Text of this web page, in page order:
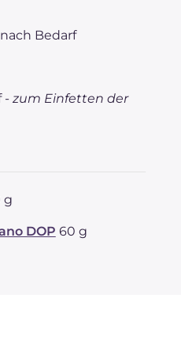
mg
nach Bedarf
- zum Einfetten der
g
DOP 60 g